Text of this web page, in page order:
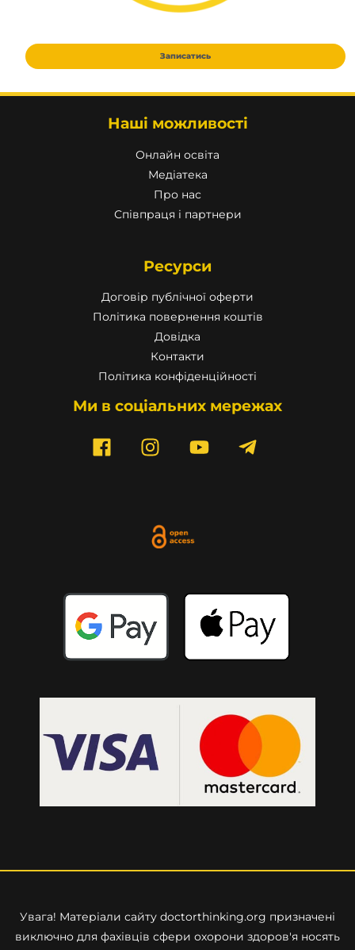
Наші можливості
Онлайн освіта
Медіатека
Про нас
Співпраця і партнери
Ресурси
Договір публічної оферти
Політика повернення коштів
Довідка
Контакти
Політика конфіденційності
Ми в соціальних мережах
Увага! Матеріали сайту doctorthinking.org призначені
виключно для фахівців сфери охорони здоров'я носять